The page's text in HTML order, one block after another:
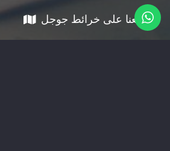
موقعنا على خرائط جوجل